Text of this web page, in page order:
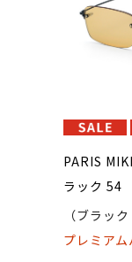
PARIS
ラック 54
（ブラック
プレミア